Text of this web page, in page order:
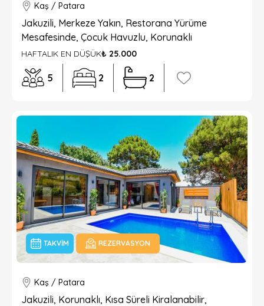
Kaş / Patara
Jakuzili, Merkeze Yakın, Restorana Yürüme
Mesafesinde, Çocuk Havuzlu, Korunaklı
HAFTALIK EN DÜŞÜK₺ 25.000
5 2 2
TAKVIM REZERVASYON
Kaş / Patara
Jakuzili, Korunaklı, Kısa Süreli Kiralanabilir,